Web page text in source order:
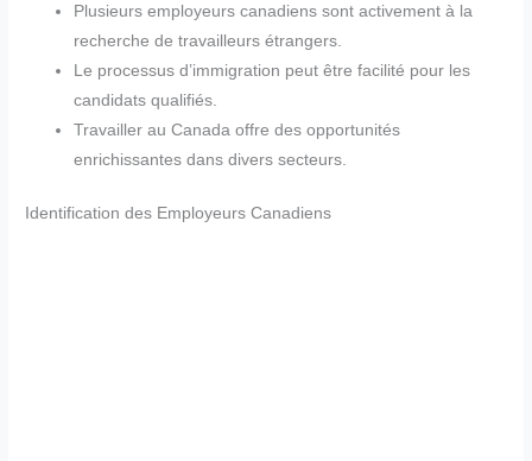
Plusieurs employeurs canadiens sont activement à la
recherche de travailleurs étrangers.
Le processus d’immigration peut être facilité pour les
candidats qualifiés.
Travailler au Canada offre des opportunités
enrichissantes dans divers secteurs.
Identification des Employeurs Canadiens